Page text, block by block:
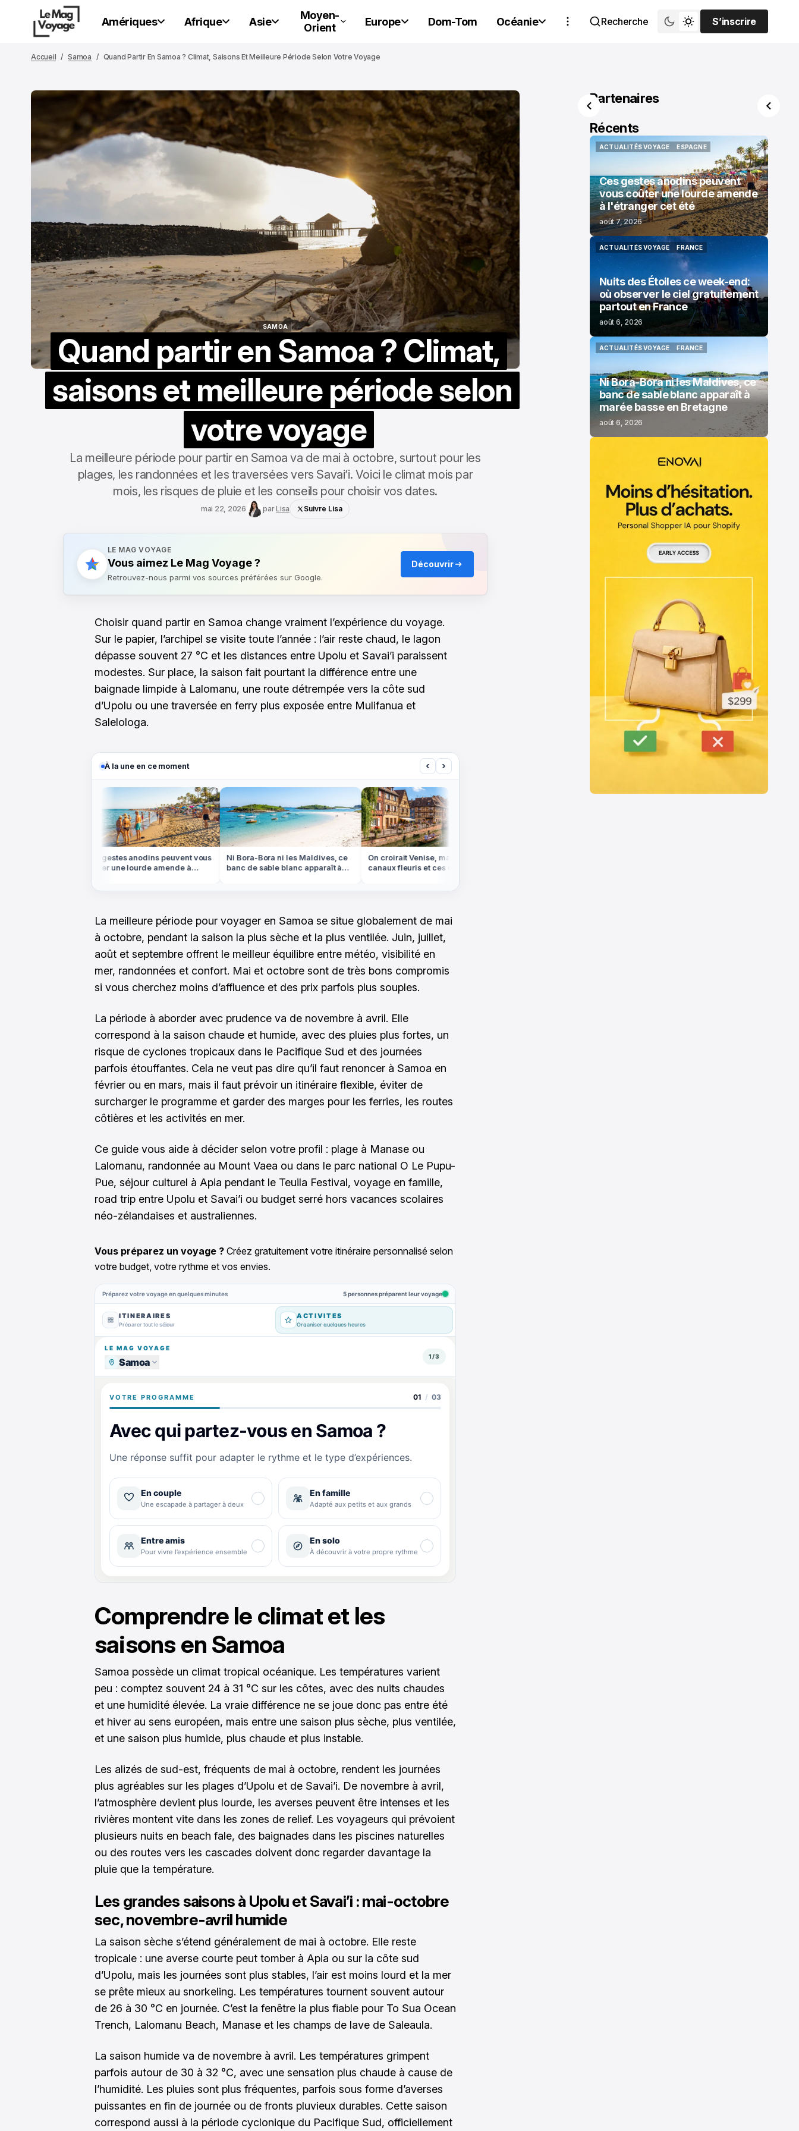
Amériques Afrique Asie
Moyen-
Orient
Europe Dom-Tom Océanie Recherche
S’inscrire
S’inscrire
Accueil Samoa Quand Partir En Samoa ? Climat, Saisons Et Meilleure Période Selon Votre Voyage
SAMOA
Quand partir en Samoa ? Climat,
saisons et meilleure période selon
votre voyage
La meilleure période pour partir en Samoa va de mai à octobre, surtout pour les
plages, les randonnées et les traversées vers Savai’i. Voici le climat mois par
mois, les risques de pluie et les conseils pour choisir vos dates.
mai 22, 2026 parLisa Suivre Lisa
LE MAG VOYAGE
Vous aimez Le Mag Voyage ?
Retrouvez-nous parmi vos sources préférées sur Google.
Découvrir
Choisir quand partir en Samoa change vraiment l’expérience du voyage.
Sur le papier, l’archipel se visite toute l’année : l’air reste chaud, le lagon
dépasse souvent 27 °C et les distances entre Upolu et Savai’i paraissent
modestes. Sur place, la saison fait pourtant la différence entre une
baignade limpide à Lalomanu, une route détrempée vers la côte sud
d’Upolu ou une traversée en ferry plus exposée entre Mulifanua et
Salelologa.
À la une en ce moment ‹ ›
Ces gestes anodins peuvent vous
coûter une lourde amende à
Ni Bora-Bora ni les Maldives, ce
banc de sable blanc apparaît à
On croirait Venise, mais ces
canaux fleuris et ces colombages
La meilleure période pour voyager en Samoa se situe globalement de mai
à octobre, pendant la saison la plus sèche et la plus ventilée. Juin, juillet,
août et septembre offrent le meilleur équilibre entre météo, visibilité en
mer, randonnées et confort. Mai et octobre sont de très bons compromis
si vous cherchez moins d’affluence et des prix parfois plus souples.
La période à aborder avec prudence va de novembre à avril. Elle
correspond à la saison chaude et humide, avec des pluies plus fortes, un
risque de cyclones tropicaux dans le Pacifique Sud et des journées
parfois étouffantes. Cela ne veut pas dire qu’il faut renoncer à Samoa en
février ou en mars, mais il faut prévoir un itinéraire flexible, éviter de
surcharger le programme et garder des marges pour les ferries, les routes
côtières et les activités en mer.
Ce guide vous aide à décider selon votre profil : plage à Manase ou
Lalomanu, randonnée au Mount Vaea ou dans le parc national O Le Pupu-
Pue, séjour culturel à Apia pendant le Teuila Festival, voyage en famille,
road trip entre Upolu et Savai’i ou budget serré hors vacances scolaires
néo-zélandaises et australiennes.
Vous préparez un voyage ? Créez gratuitement votre itinéraire personnalisé selon
votre budget, votre rythme et vos envies.
Comprendre le climat et les
saisons en Samoa
Samoa possède un climat tropical océanique. Les températures varient
peu : comptez souvent 24 à 31 °C sur les côtes, avec des nuits chaudes
et une humidité élevée. La vraie différence ne se joue donc pas entre été
et hiver au sens européen, mais entre une saison plus sèche, plus ventilée,
et une saison plus humide, plus chaude et plus instable.
Les alizés de sud-est, fréquents de mai à octobre, rendent les journées
plus agréables sur les plages d’Upolu et de Savai’i. De novembre à avril,
l’atmosphère devient plus lourde, les averses peuvent être intenses et les
rivières montent vite dans les zones de relief. Les voyageurs qui prévoient
plusieurs nuits en beach fale, des baignades dans les piscines naturelles
ou des routes vers les cascades doivent donc regarder davantage la
pluie que la température.
Les grandes saisons à Upolu et Savai’i : mai-octobre
sec, novembre-avril humide
La saison sèche s’étend généralement de mai à octobre. Elle reste
tropicale : une averse courte peut tomber à Apia ou sur la côte sud
d’Upolu, mais les journées sont plus stables, l’air est moins lourd et la mer
se prête mieux au snorkeling. Les températures tournent souvent autour
de 26 à 30 °C en journée. C’est la fenêtre la plus fiable pour To Sua Ocean
Trench, Lalomanu Beach, Manase et les champs de lave de Saleaula.
La saison humide va de novembre à avril. Les températures grimpent
parfois autour de 30 à 32 °C, avec une sensation plus chaude à cause de
l’humidité. Les pluies sont plus fréquentes, parfois sous forme d’averses
puissantes en fin de journée ou de fronts pluvieux durables. Cette saison
correspond aussi à la période cyclonique du Pacifique Sud, officiellement
Partenaires
Récents
ACTUALITÉS VOYAGE
ESPAGNE
Ces gestes anodins peuvent
vous coûter une lourde amende
à l'étranger cet été
août 7, 2026
ACTUALITÉS VOYAGE
ACTUALITÉS VOYAGE
FRANCE
FRANCE
Nuits des Étoiles ce week-end:
où observer le ciel gratuitement
partout en France
août 6, 2026
ACTUALITÉS VOYAGE
FRANCE
Ni Bora-Bora ni les Maldives, ce
banc de sable blanc apparaît à
marée basse en Bretagne
août 6, 2026